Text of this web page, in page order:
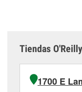
Tiendas
1700 E